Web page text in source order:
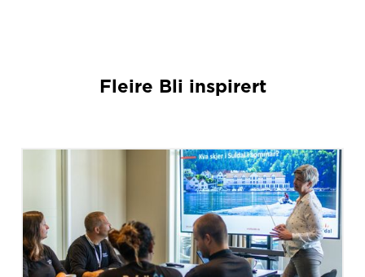
Fleire Bli inspirert